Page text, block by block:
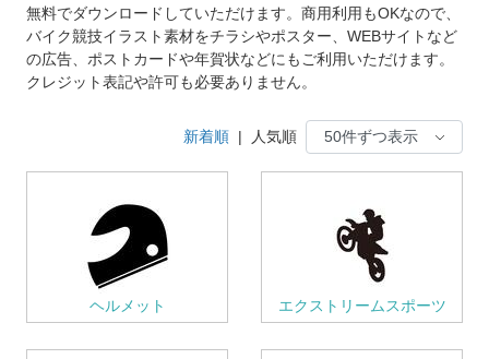
無料でダウンロードしていただけます。商用利用もOKなので、
バイク競技イラスト素材をチラシやポスター、WEBサイトなど
の広告、ポストカードや年賀状などにもご利用いただけます。
クレジット表記や許可も必要ありません。
新着順 | 人気順
ヘルメット エクストリームスポーツ